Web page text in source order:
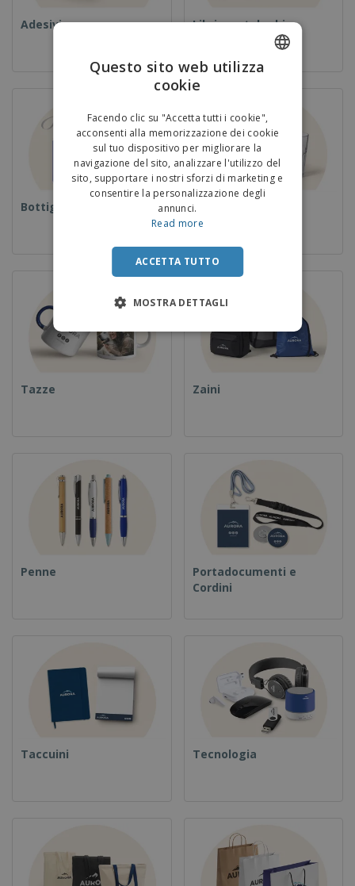
Adesivi Libri e cataloghi
Bottiglie Coppe
Tazze Zaini
Penne
Portadocumenti e
Cordini
Taccuini Tecnologia
Questo sito web utilizza
cookie
Facendo clic su "Accetta tutti i cookie",
acconsenti alla memorizzazione dei cookie
sul tuo dispositivo per migliorare la
navigazione del sito, analizzare l'utilizzo del
sito, supportare i nostri sforzi di marketing e
consentire la personalizzazione degli
annunci.
Read more
ACCETTA TUTTO
MOSTRA DETTAGLI